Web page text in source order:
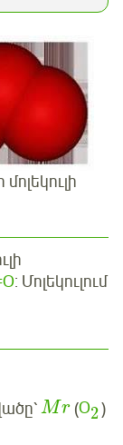
: Մոլեկուլում
Mr (Օ2)